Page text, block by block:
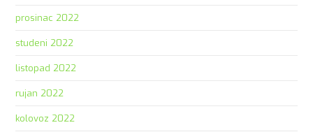
prosinac 2022
studeni 2022
listopad 2022
rujan 2022
kolovoz 2022